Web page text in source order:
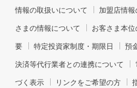
情報の取扱いについて 加盟店情報
さまの情報について お客さま本
要 特定投資家制度・期限日 預
決済等代行業者との連携について
づく表示 リンクをご希望の方